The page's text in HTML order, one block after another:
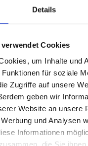
Details
Cookies
um Inhalte und
für soziale
Zugriffe auf unsere
geben wir
Website an unsere
und Analysen
Informationen
die Sie
Reisesystem für
Montag
Magnesi-
a-goldab
dem 4.
Preisflug